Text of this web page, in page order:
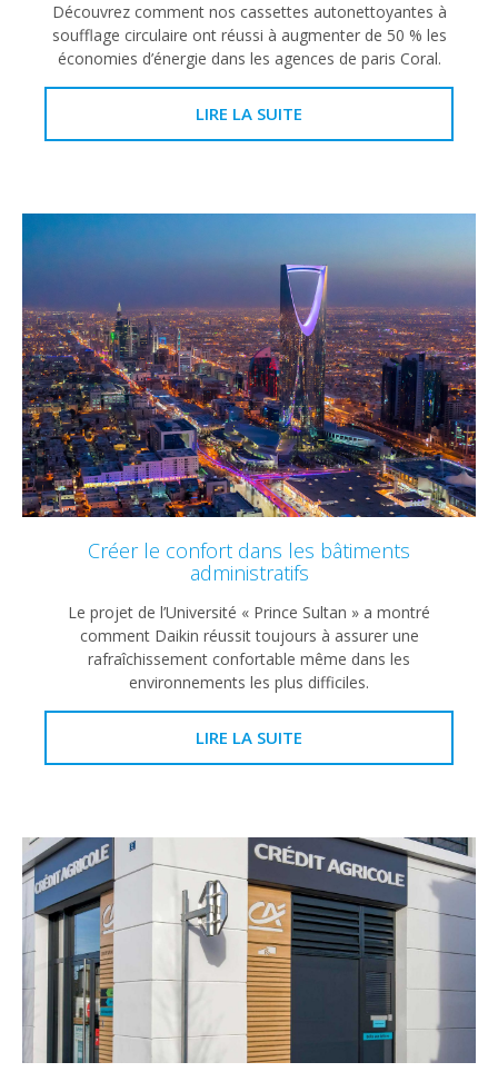
Découvrez comment nos cassettes autonettoyantes à
soufflage circulaire ont réussi à augmenter de 50 % les
économies d’énergie dans les agences de paris Coral.
LIRE LA SUITE
Créer le confort dans les bâtiments
administratifs
Le projet de l’Université « Prince Sultan » a montré
comment Daikin réussit toujours à assurer une
rafraîchissement confortable même dans les
environnements les plus difficiles.
LIRE LA SUITE